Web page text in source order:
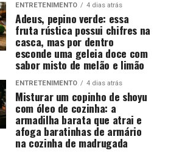
ENTRETENIMENTO 4 dias atrás
Adeus, pepino verde: essa
fruta rústica possui chifres na
casca, mas por dentro
esconde uma geleia doce com
sabor misto de melão e limão
ENTRETENIMENTO 4 dias atrás
Misturar um copinho de shoyu
com óleo de cozinha: a
armadilha barata que atrai e
afoga baratinhas de armário
na cozinha de madrugada